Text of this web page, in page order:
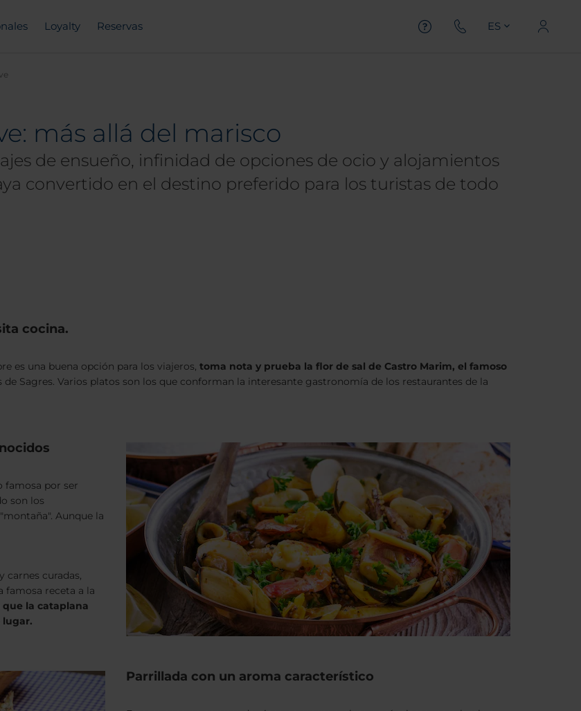
Loyalty Reservas ES
más allá del marisco
de ensueño, infinidad de opciones de ocio y alojamientos
convertido en el destino preferido para los turistas de todo
cocina.
es una buena opción para los viajeros, toma nota y prueba la flor de sal de Castro Marim, el famoso
de Sagres. Varios platos son los que conforman la interesante gastronomía de los restaurantes de la
famosa por ser
son los
Aunque la
carnes curadas,
famosa receta a la
que la cataplana
lugar.
Parrillada con un aroma característico